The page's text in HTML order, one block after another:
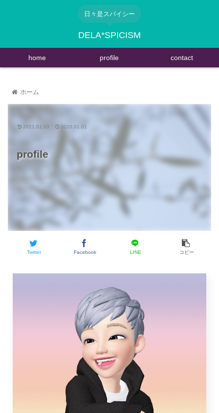
日々是スパイシー
DELA*SPICISM
home profile contact
ホーム
profile
Twitter Facebook LINE コピー
2021.01.03 2020.01.01